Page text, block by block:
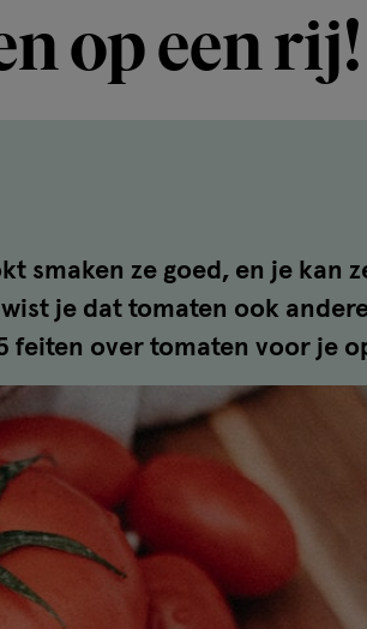
op een rij!
smaken ze goed, en je kan
je dat tomaten ook
feiten over tomaten voor je